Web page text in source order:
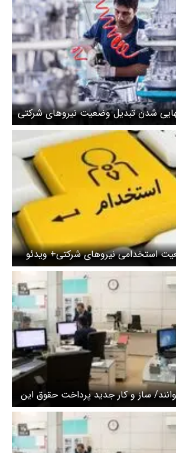
شدن تبدیل وضعیت نیروهای شرکتی
استخدامی نیروهای شرکتی+ ویدئو
ساز و کار جدید پرداخت حقوق این